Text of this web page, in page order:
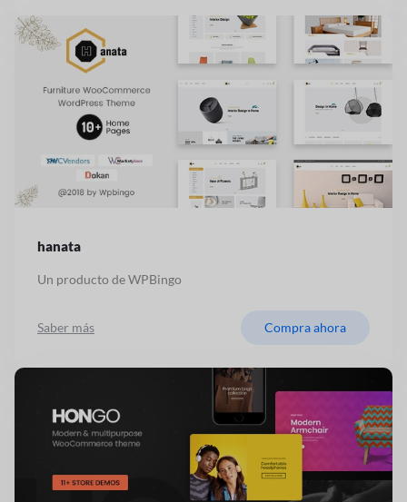
hanata
Un producto de WPBingo
Saber más Compra ahora